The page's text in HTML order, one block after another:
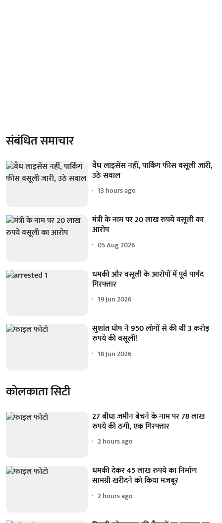
संबंधित समाचार
वैध लाइसेंस नहीं, पार्किंग फीस वसूली जारी,
उठे सवाल
13 hours ago
मंत्री के नाम पर 20 लाख रुपये वसूली का
आरोप
05 Aug 2026
धमकी और वसूली के आरोपों में पूर्व पार्षद
गिरफ्तार
19 Jun 2026
सुशांत घोष ने 950 लोगों से की थी 3 करोड़
रुपये की वसूली!
18 Jun 2026
कोलकाता सिटी
27 बीघा जमीन बेचने के नाम पर 78 लाख
रुपये की ठगी, एक गिरफ्तार
2 hours ago
धमकी देकर 45 लाख रुपये का निर्माण
सामग्री खरीदने को किया मजबूर
2 hours ago